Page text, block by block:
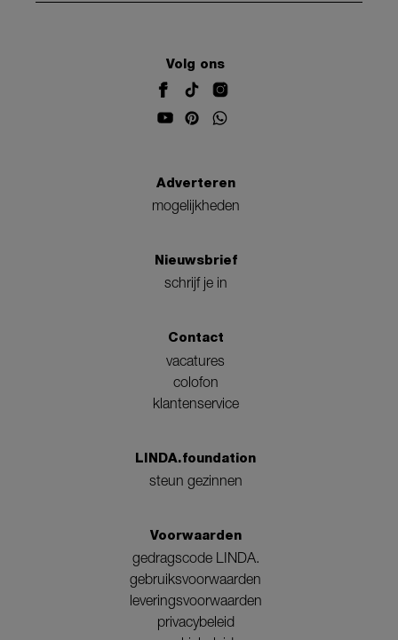
Volg ons
Adverteren
mogelijkheden
Nieuwsbrief
schrijf je in
Contact
vacatures
colofon
klantenservice
LINDA.foundation
steun gezinnen
Voorwaarden
gedragscode LINDA.
gebruiksvoorwaarden
leveringsvoorwaarden
privacybeleid